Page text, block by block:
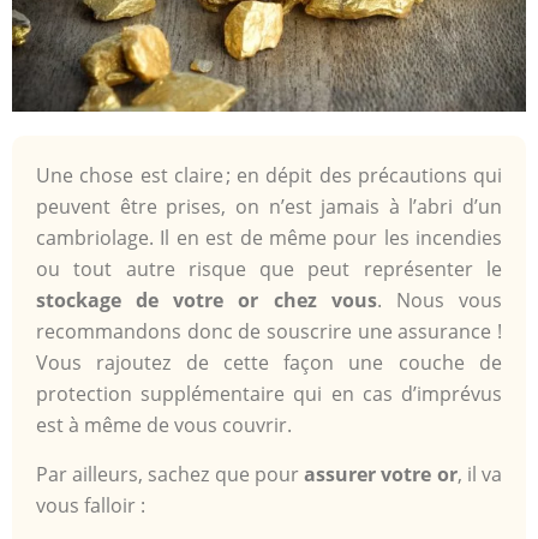
Une chose est claire ; en dépit des précautions qui
peuvent être prises, on n’est jamais à l’abri d’un
cambriolage. Il en est de même pour les incendies
ou tout autre risque que peut représenter le
stockage de votre or chez vous. Nous vous
recommandons donc de souscrire une assurance !
Vous rajoutez de cette façon une couche de
protection supplémentaire qui en cas d’imprévus
est à même de vous couvrir.
Par ailleurs, sachez que pourassurer votre or, il va
vous falloir :